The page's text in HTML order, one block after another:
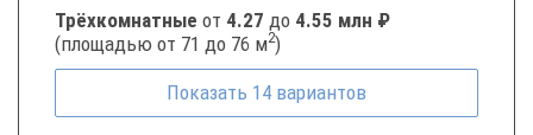
Трёхкомнатные от 4.27 до 4.55 млн ₽
(площадью от 71 до 76 м2)
Показать 14 вариантов